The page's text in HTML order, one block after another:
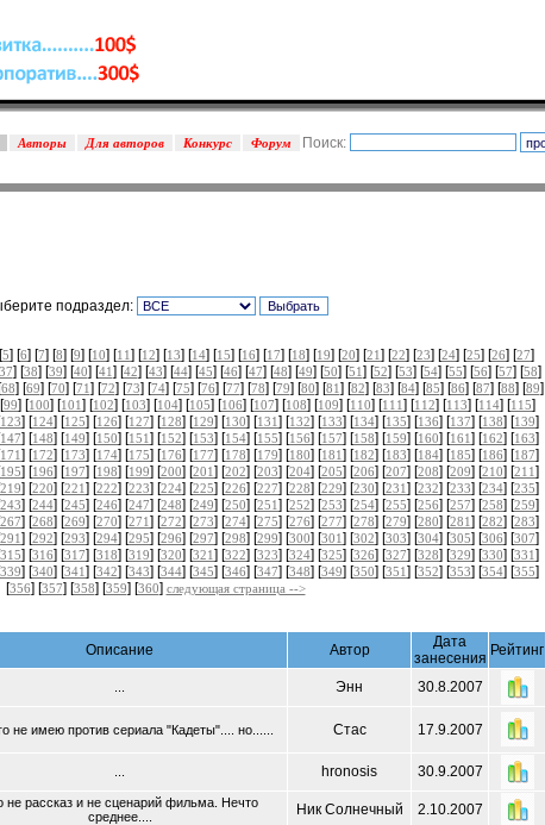
Поиск:
Авторы Для авторов Конкурс Форум
подраздел:
5] [6] [7] [8] [9] [10] [11] [12] [13] [14] [15] [16] [17] [18] [19] [20] [21] [22] [23] [24] [25] [26] [27]
] [38] [39] [40] [41] [42] [43] [44] [45] [46] [47] [48] [49] [50] [51] [52] [53] [54] [55] [56] [57] [58]
68] [69] [70] [71] [72] [73] [74] [75] [76] [77] [78] [79] [80] [81] [82] [83] [84] [85] [86] [87] [88] [89]
99] [100] [101] [102] [103] [104] [105] [106] [107] [108] [109] [110] [111] [112] [113] [114] [115]
123] [124] [125] [126] [127] [128] [129] [130] [131] [132] [133] [134] [135] [136] [137] [138] [139]
147] [148] [149] [150] [151] [152] [153] [154] [155] [156] [157] [158] [159] [160] [161] [162] [163]
171] [172] [173] [174] [175] [176] [177] [178] [179] [180] [181] [182] [183] [184] [185] [186] [187]
195] [196] [197] [198] [199] [200] [201] [202] [203] [204] [205] [206] [207] [208] [209] [210] [211]
219] [220] [221] [222] [223] [224] [225] [226] [227] [228] [229] [230] [231] [232] [233] [234] [235]
243] [244] [245] [246] [247] [248] [249] [250] [251] [252] [253] [254] [255] [256] [257] [258] [259]
267] [268] [269] [270] [271] [272] [273] [274] [275] [276] [277] [278] [279] [280] [281] [282] [283]
291] [292] [293] [294] [295] [296] [297] [298] [299] [300] [301] [302] [303] [304] [305] [306] [307]
315] [316] [317] [318] [319] [320] [321] [322] [323] [324] [325] [326] [327] [328] [329] [330] [331]
339] [340] [341] [342] [343] [344] [345] [346] [347] [348] [349] [350] [351] [352] [353] [354] [355]
[356] [357] [358] [359] [360] следующая страница -->
Описание Автор
Дата
занесения Рейтинг
Энн 30.8.2007
не имею против сериала "Кадеты".... но...... Стас 17.9.2007
hronosis 30.9.2007
не рассказ и не сценарий фильма. Нечто
среднее....
Ник Солнечный 2.10.2007